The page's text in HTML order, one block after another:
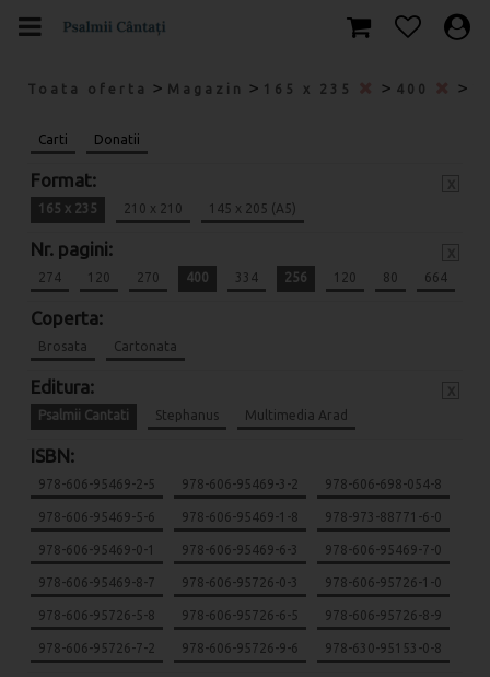
Toata oferta > Magazin > 165 x 235 > 400 >
Carti Donatii
Format:
165 x 235 210 x 210 145 x 205 (A5)
Nr. pagini:
274 120 270 400 334 256 120 80 664
Coperta:
Brosata Cartonata
Editura:
Psalmii Cantati Stephanus Multimedia Arad
ISBN:
978-606-95469-2-5 978-606-95469-3-2 978-606-698-054-8
978-606-95469-5-6 978-606-95469-1-8 978-973-88771-6-0
978-606-95469-0-1 978-606-95469-6-3 978-606-95469-7-0
978-606-95469-8-7 978-606-95726-0-3 978-606-95726-1-0
978-606-95726-5-8 978-606-95726-6-5 978-606-95726-8-9
978-606-95726-7-2 978-606-95726-9-6 978-630-95153-0-8